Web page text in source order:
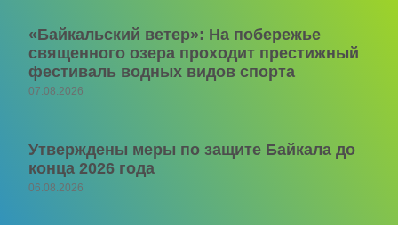
«Байкальский ветер»: На побережье
священного озера проходит престижный
фестиваль водных видов спорта
07.08.2026
Утверждены меры по защите Байкала до
конца 2026 года
06.08.2026